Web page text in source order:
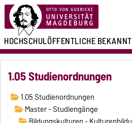
HOCHSCHULÖFFENTLICHE
1.05 Studienordnungen
1.05 Studienordnungen
Master - Studiengänge